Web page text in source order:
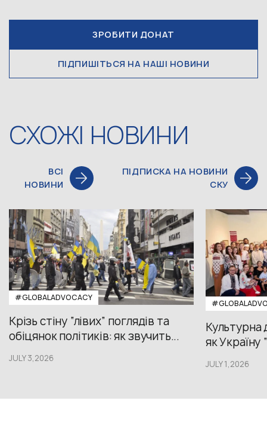
ЗРОБИТИ ДОНАТ
ПІДПИШІТЬСЯ НА НАШІ НОВИНИ
СХОЖІ НОВИНИ
ВСІ
НОВИНИ
ПІДПИСКА НА НОВИНИ
СКУ
#GLOBALADVOCACY
Крізь стіну “лівих” поглядів та
обіцянок політиків: як звучить...
JULY 3,2026
Культурна
як
JULY 1,2026